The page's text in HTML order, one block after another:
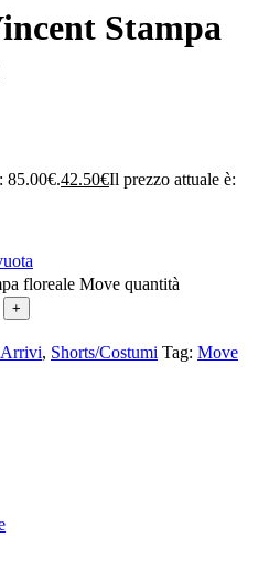
Stampa
85.00€.42.50€Il prezzo attuale è:
floreale Move quantità
, Shorts/Costumi Tag: Move